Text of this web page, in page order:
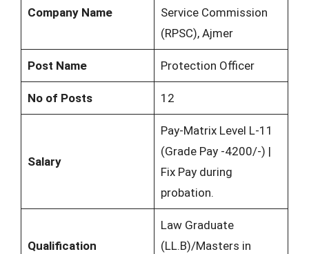
Company Name
Service Commission
(RPSC), Ajmer
Post Name Protection Officer
No of Posts 12
Salary
Pay-Matrix Level L-11
(Grade Pay -4200/-) |
Fix Pay during
probation.
Qualification
Law Graduate
(LL.B)/Masters in